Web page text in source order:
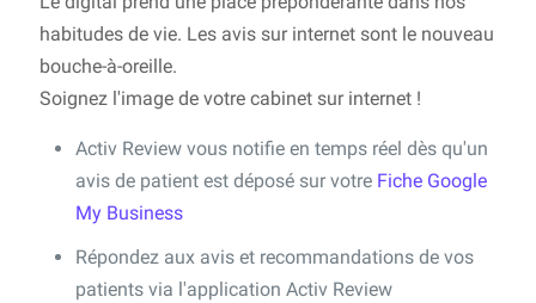
habitudes de vie. Les avis sur internet sont le nouveau
bouche-à-oreille.
Soignez l'image de votre cabinet sur internet !
Activ Review vous notifie en temps réel dès qu'un
avis de patient est déposé sur votre Fiche Google
My Business
Répondez aux avis et recommandations de vos
patients via l'application Activ Review